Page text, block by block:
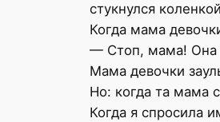
стукнулся
Когда мама
— Стоп, мама! Она
Мама девочки
Но: когда та мама
Когда я спросила